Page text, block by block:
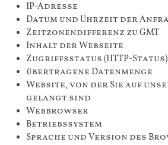
IP-Adresse
Datum und Uhrzeit der
Zeitzonendifferenz zu GMT
Inhalt der Webseite
Zugriffsstatus (HTTP-Status)
übertragene Datenmenge
Website, von der Sie auf
gelangt sind
Webbrowser
Betriebssystem
Sprache und Version des